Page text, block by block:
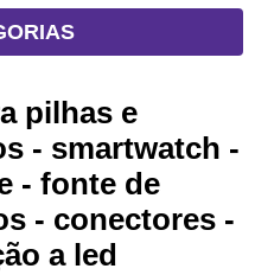
pilhas e
- smartwatch -
- fonte de
- conectores -
a led